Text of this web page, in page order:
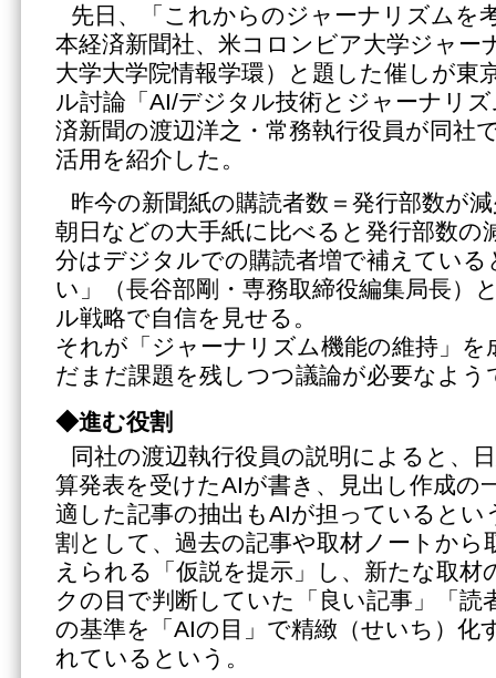
先日、「これからのジャーナリズムを
本経済新聞社、米コロンビア大学ジャー
大学大学院情報学環）と題した催しが東
ル討論「AI/デジタル技術とジャーナリ
済新聞の渡辺洋之・常務執行役員が同社
活用を紹介した。
昨今の新聞紙の購読者数＝発行部数が
朝日などの大手紙に比べると発行部数の
分はデジタルでの購読者増で補えてい
い」（長谷部剛・専務取締役編集局長）
ル戦略で自信を見せる。
それが「ジャーナリズム機能の維持」
だまだ課題を残しつつ議論が必要なよう
◆進む役割
同社の渡辺執行役員の説明によると、
算発表を受けたAIが書き、見出し作成の
適した記事の抽出もAIが担っているとい
割として、過去の記事や取材ノートから
えられる「仮説を提示」し、新たな取材
クの目で判断していた「良い記事」「読
の基準を「AIの目」で精緻（せいち）化
れているという。